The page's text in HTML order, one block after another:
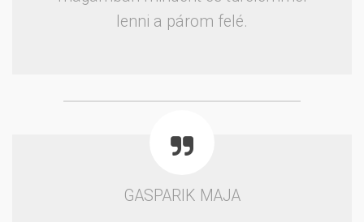
lenni a párom felé.
GASPARIK MAJA